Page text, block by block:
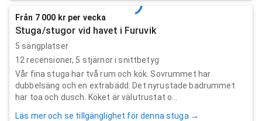
Från 7 000 kr per vecka
Stuga/stugor vid havet i Furuvik
5 sängplatser
12 recensioner, 5 stjärnor i snittbetyg
Vår fina stuga har två rum och kök. Sovrummet har
dubbelsäng och en extrabädd. Det nyrustade badrummet
har toa och dusch. Köket är välutrustat o...
Läs mer och se tillgänglighet för denna stuga →